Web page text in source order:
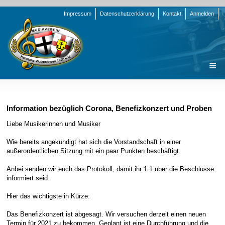
Navigation
Impressum Datenschutzerklärung Kontakt Anmelden
Verein
Vorstand
Team Jugend
Funktionsträger
Satzung/Ordnungen
Orchester
Stammorchester
Jugendkapelle
Instrumenten-Serie
Nachrichten
Startseite
Stammorchester
Newsletter
Termine
Presse
Jahr 2005 - 2009
Jahr 2010 - 2014
Stammorchester
Chronik
Information bezüglich Corona, Benefizkonzert und Proben
Liebe Musikerinnen und Musiker
Wie bereits angekündigt hat sich die Vorstandschaft in einer
außerordentlichen Sitzung mit ein paar Punkten beschäftigt.
Anbei senden wir euch das Protokoll, damit ihr 1:1 über die Beschlüsse
informiert seid.
Hier das wichtigste in Kürze:
Das Benefizkonzert ist abgesagt. Wir versuchen derzeit einen neuen
Termin für 2021 zu bekommen. Geplant ist eine Durchführung und die